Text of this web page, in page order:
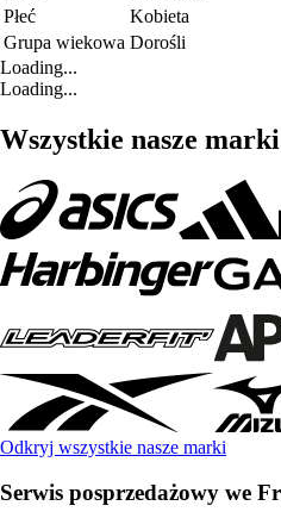
Płeć
Kobieta
Grupa wiekowa Dorośli
Loading...
Loading...
Wszystkie nasze marki
Odkryj wszystkie nasze marki
Serwis posprzedażowy we